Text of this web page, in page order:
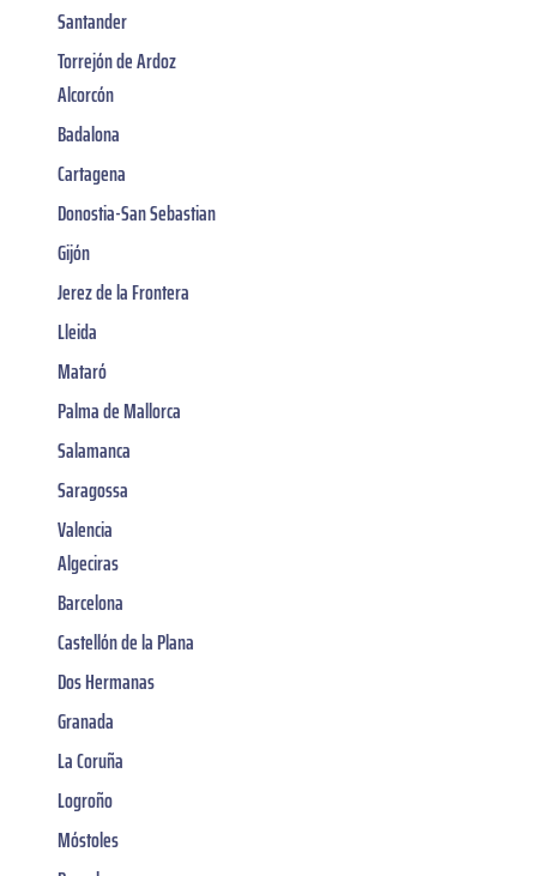
Santander
Torrejón de Ardoz
Alcorcón
Badalona
Cartagena
Donostia-San Sebastian
Gijón
Jerez de la Frontera
Lleida
Mataró
Palma de Mallorca
Salamanca
Saragossa
Valencia
Algeciras
Barcelona
Castellón de la Plana
Dos Hermanas
Granada
La Coruña
Logroño
Móstoles